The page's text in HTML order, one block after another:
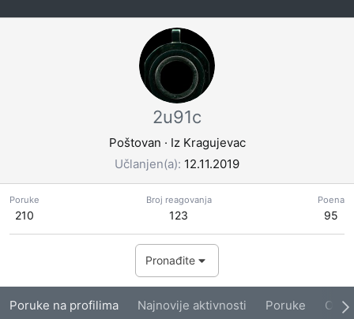
2u91c
Poštovan · Iz Kragujevac
Učlanjen(a) 12.11.2019
Poruke
210
Broj reagovanja
123
Poena
95
Pronađite
Poruke na profilima Najnovije aktivnosti Poruke O